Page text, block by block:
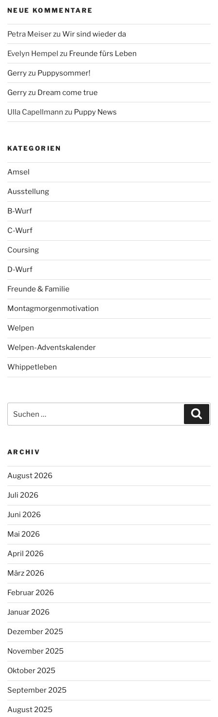
NEUE KOMMENTARE
Petra Meiserzu Wir sind wieder da
Evelyn Hempel zu Freunde fürs Leben
Gerryzu Puppysommer!
Gerryzu Dream come true
Ulla Capellmann zu Puppy News
KATEGORIEN
Amsel
Ausstellung
B-Wurf
C-Wurf
Coursing
D-Wurf
Freunde & Familie
Montagmorgenmotivation
Welpen
Welpen-Adventskalender
Whippetleben
nach:
ARCHIV
August 2026
Juli 2026
Juni 2026
Mai 2026
April 2026
März 2026
Februar 2026
Januar 2026
Dezember 2025
November 2025
Oktober 2025
September 2025
August 2025